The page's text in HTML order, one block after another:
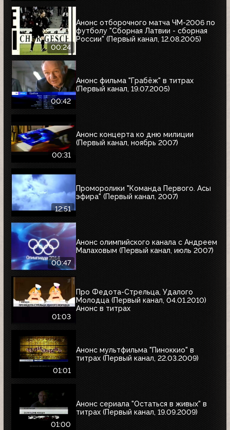
00:24
Анонс отборочного матча ЧМ-2006 по
футболу "Сборная Латвии - сборная
России" (Первый канал, 12.08.2005)
00:42
Анонс фильма "Грабёж" в титрах
(Первый канал, 19.07.2005)
00:31
Анонс концерта ко дню милиции
(Первый канал, ноябрь 2007)
12:51
Проморолики "Команда Первого. Асы
эфира" (Первый канал, 2007)
00:47
Анонс олимпийского канала с Андреем
Малаховым (Первый канал, июль 2007)
01:03
Про Федота-Стрельца, Удалого
Молодца (Первый канал, 04.01.2010)
Анонс в титрах
01:01
Анонс мультфильма "Пиноккио" в
титрах (Первый канал, 22.03.2009)
01:00
Анонс сериала "Остаться в живых" в
титрах (Первый канал, 19.09.2009)